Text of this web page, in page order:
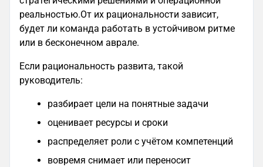
реальностью.От их рациональности зависит,
будет ли команда работать в устойчивом ритме
или в бесконечном аврале.
Если рациональность развита, такой
руководитель:
разбирает цели на понятные задачи
оценивает ресурсы и сроки
распределяет роли с учётом компетенций
вовремя снимает или переносит